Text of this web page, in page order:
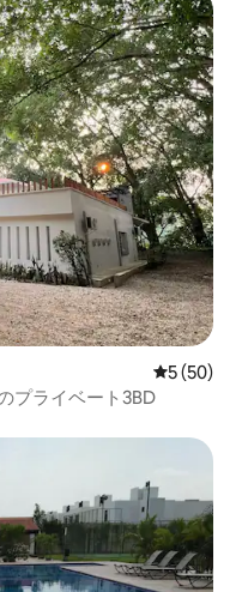
レビュー
5 (50)
プライベート3BD